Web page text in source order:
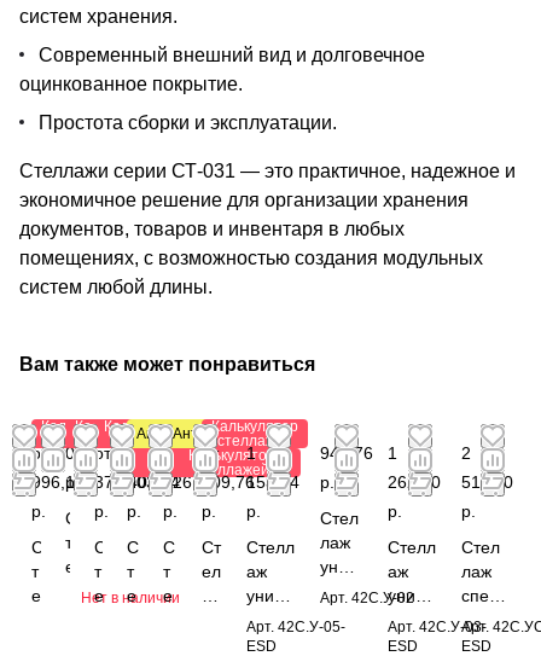
систем хранения.
Современный внешний вид и долговечное
оцинкованное покрытие.
Простота сборки и эксплуатации.
Стеллажи серии СТ-031 — это практичное, надежное и
экономичное решение для организации хранения
документов, товаров и инвентаря в любых
помещениях, с возможностью создания модульных
систем любой длины.
Вам также может понравиться
Калькулятор
стеллажей
от
996,12
р.
С
т
е
Калькулятор
стеллажей
0
р.
С
т
е
Нет в наличии
Калькулятор
стеллажей
от 1
376,40
р.
С
т
е
Антистатический
Калькулятор
стеллажей
от 2
003,64
р.
С
т
е
Антистатический
Калькулятор
стеллажей
от
526,20
р.
С
т
е
Калькулятор
стеллажей
от
809,76
р.
Ст
ел
ла
1
153,44
р.
Стелл
аж
униве
рсаль
ный
Арт. 42С.У-05-
ESD
941,76
р.
Стел
лаж
унив
ерса
Арт.42С.У-02
1
262,40
р.
Стелл
аж
униве
рсаль
ный
Арт. 42С.У-03-
ESD
2
511,60
р.
Стел
лаж
специ
альн
ый
Арт.
ESD